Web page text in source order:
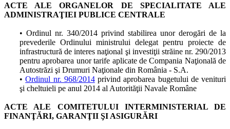
ACTE ALE ORGANELOR DE SPECIALITATE ALE
ADMINISTRAŢIEI PUBLICE CENTRALE
• Ordinul nr. 340/2014 privind stabilirea unor derogări de la
prevederile Ordinului ministrului delegat pentru proiecte de
infrastructură de interes naţional şi investiţii străine nr. 290/2013
pentru aprobarea unor tarife aplicate de Compania Naţională de
Autostrăzi şi Drumuri Naţionale din România - S.A.
•Ordinul nr. 968/2014privind aprobarea bugetului de venituri
şi cheltuieli pe anul 2014 al Autorităţii Navale Române
ACTE ALE COMITETULUI INTERMINISTERIAL DE
FINANŢĂRI, GARANŢII ŞI ASIGURĂRI